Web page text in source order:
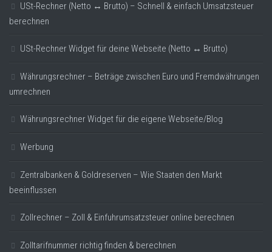
USt-Rechner (Netto ↔ Brutto) – Schnell & einfach Umsatzsteuer
berechnen
USt-Rechner Widget für deine Webseite (Netto ↔ Brutto)
Währungsrechner – Beträge zwischen Euro und Fremdwährungen
umrechnen
Währungsrechner Widget für die eigene Webseite/Blog
Werbung
Zentralbanken & Goldreserven – Wie Staaten den Markt
beeinflussen
Zollrechner – Zoll & Einfuhrumsatzsteuer online berechnen
Zolltarifnummer richtig finden & berechnen